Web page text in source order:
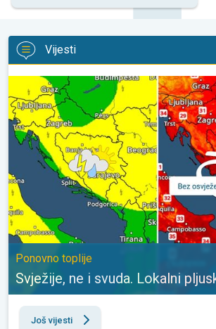
Vijesti
Svježije, ne i svuda. Lokalni pljuskovi.
Ponovno toplije
Svježije, ne i svuda. Lokalni
Još vijesti